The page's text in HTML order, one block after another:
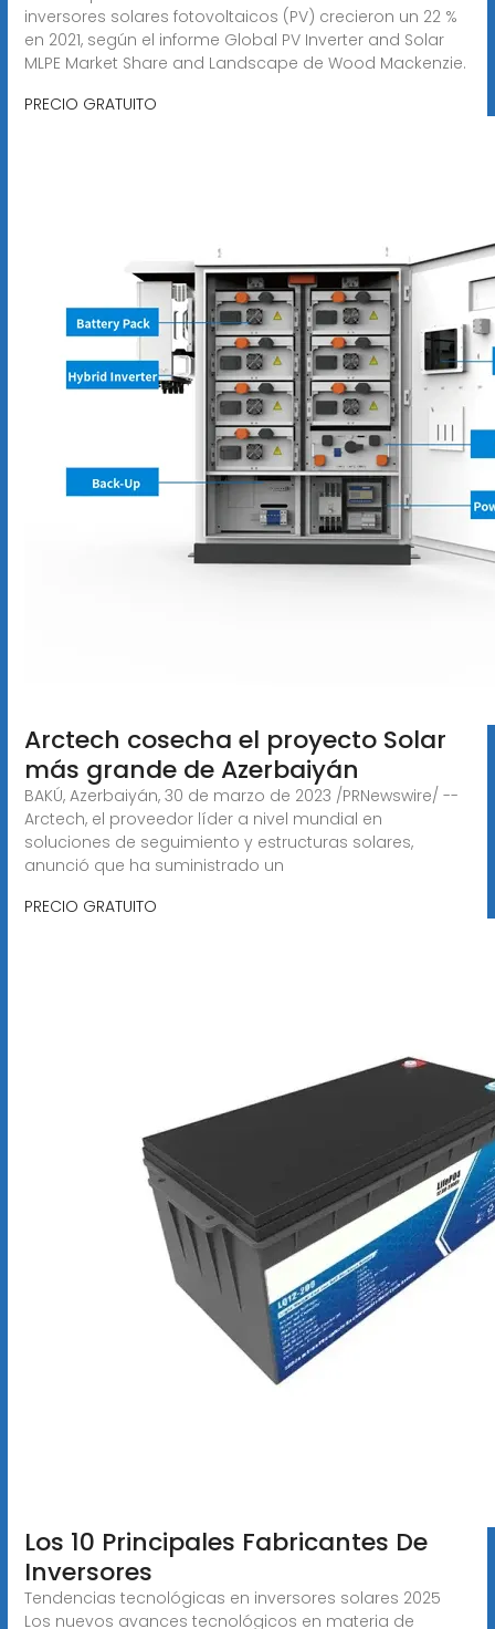
inversores solares fotovoltaicos (PV) crecieron un 22 %
en 2021, según el informe Global PV Inverter and Solar
MLPE Market Share and Landscape de Wood Mackenzie.
PRECIO GRATUITO
Arctech cosecha el proyecto Solar
más grande de Azerbaiyán
BAKÚ, Azerbaiyán, 30 de marzo de 2023 /PRNewswire/ --
Arctech, el proveedor líder a nivel mundial en
soluciones de seguimiento y estructuras solares,
anunció que ha suministrado un
PRECIO GRATUITO
Los 10 Principales Fabricantes De
Inversores
Tendencias tecnológicas en inversores solares 2025
Los nuevos avances tecnológicos en materia de